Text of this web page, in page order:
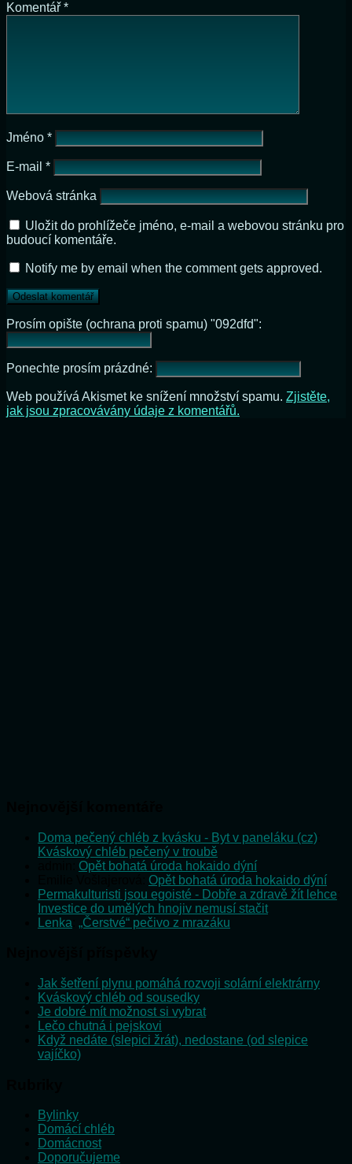
Komentář *
Jméno *
E-mail *
Webová stránka
Uložit do prohlížeče jméno, e-mail a webovou stránku pro
budoucí komentáře.
Notify me by email when the comment gets approved.
Prosím opište (ochrana proti spamu) "092dfd":
Ponechte prosím prázdné:
Web používá Akismet ke snížení množství spamu. Zjistěte,
jak jsou zpracovávány údaje z komentářů.
Doma pečený chléb z kvásku - Byt v paneláku (cz)
Kváskový chléb pečený v troubě
Opět bohatá úroda hokaido dýní
Opět bohatá úroda hokaido dýní
Permakulturisti jsou egoisté - Dobře a zdravě žít lehce
Investice do umělých hnojiv nemusí stačit
Lenka „Čerstvé“ pečivo z mrazáku
Jak šetření plynu pomáhá rozvoji solární elektrárny
Kváskový chléb od sousedky
Je dobré mít možnost si vybrat
Lečo chutná i pejskovi
Když nedáte (slepici žrát), nedostane (od slepice
vajíčko)
Bylinky
Domácí chléb
Domácnost
Doporučujeme